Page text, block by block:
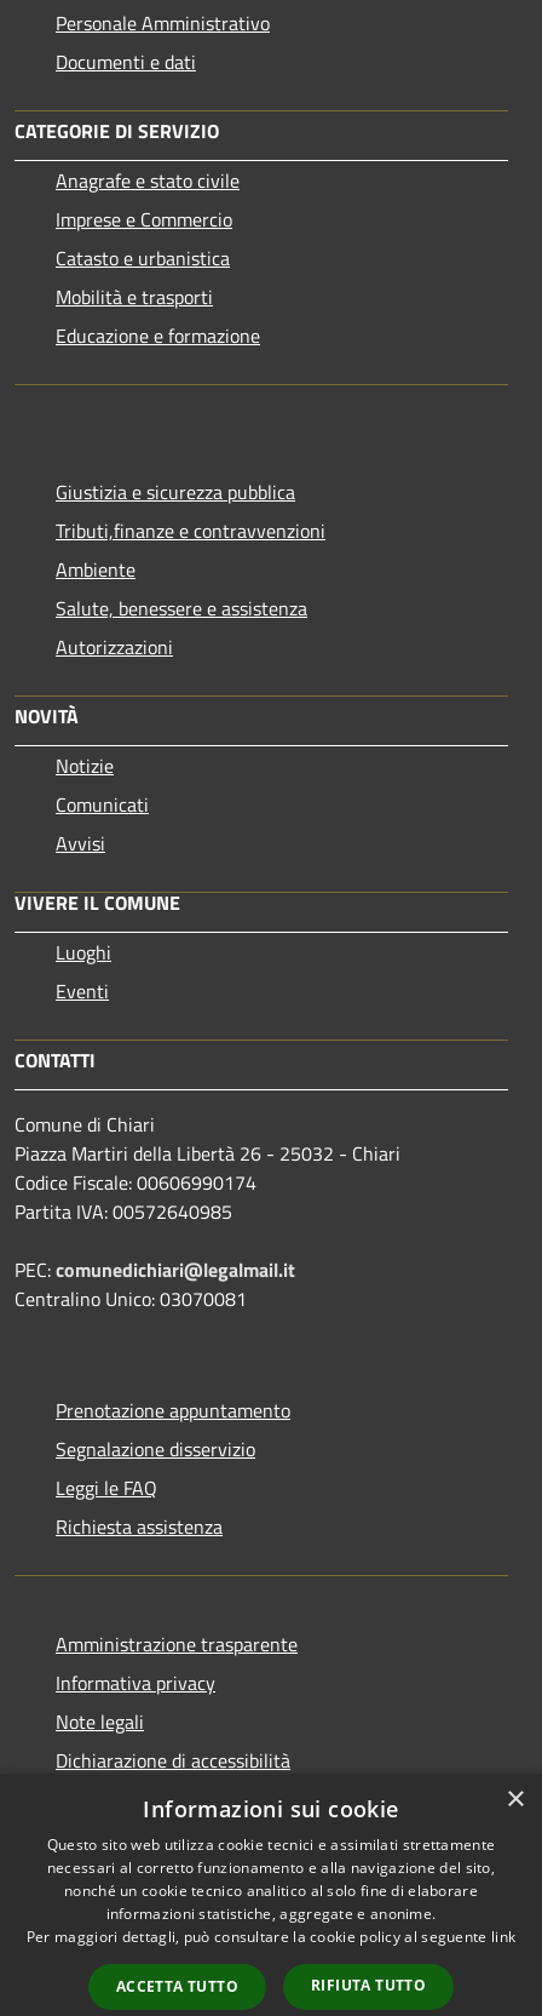
Personale Amministrativo
Documenti e dati
CATEGORIE DI SERVIZIO
Anagrafe e stato civile
Imprese e Commercio
Catasto e urbanistica
Mobilità e trasporti
Educazione e formazione
Giustizia e sicurezza pubblica
Tributi,finanze e contravvenzioni
Ambiente
Salute, benessere e assistenza
Autorizzazioni
NOVITÀ
Notizie
Comunicati
Avvisi
VIVERE IL COMUNE
Luoghi
Eventi
CONTATTI
Comune di Chiari
Piazza Martiri della Libertà 26 - 25032 - Chiari
Codice Fiscale: 00606990174
Partita IVA: 00572640985
PEC:comunedichiari@legalmail.it
Centralino Unico: 03070081
Prenotazione appuntamento
Segnalazione disservizio
Leggi le FAQ
Richiesta assistenza
Amministrazione trasparente
Informativa privacy
Note legali
Dichiarazione di accessibilità
Obiettivi accessibilità
Accessibilità
Copyright © 2026 • Comune di
Chiari • Powered by
Municipium•
Accesso
redazione
×
Informazioni sui cookie
Questo sito web utilizza cookie tecnici e assimilati strettamente
necessari al corretto funzionamento e alla navigazione del sito,
nonché un cookie tecnico analitico al solo fine di elaborare
informazioni statistiche, aggregate e anonime.
Per maggiori dettagli, può consultare la cookie policy al seguente link
ACCETTA TUTTO RIFIUTA TUTTO